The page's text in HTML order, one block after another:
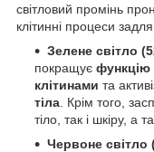
світловий промінь
клітинні процеси
Зелене світло
покращує функцію
клітинами та
тіла . Крім того,
тіло, так і шкіру, а
Червоне світло